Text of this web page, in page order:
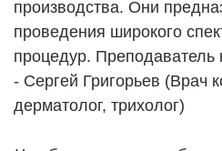
производства. Они
проведения широкого
процедур.
- Сергей Григорьев (Врач
дерматолог, трихолог)